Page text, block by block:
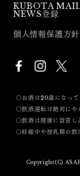
KUBOTA
NEWS登録
個人情報保護方針
〇お酒は20歳になって
〇飲酒運転は絶対にや
〇飲酒は健康に留意し
〇妊娠中や授乳期の飲
Copyright(C)